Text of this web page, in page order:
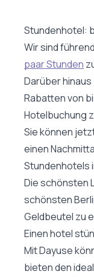
Stundenhotel:
Wir sind
paar Stunden
Darüber
Rabatten von
Hotelbuchung
Sie können
einen
Stundenhotels
Die schönsten
schönsten
Geldbeutel zu
Einen hotel
Mit Dayuse
bieten den